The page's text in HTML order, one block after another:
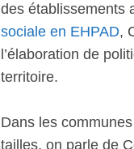
des établissements
sociale en EHPAD,
l’élaboration de
territoire.
Dans les
tailles, on parle de